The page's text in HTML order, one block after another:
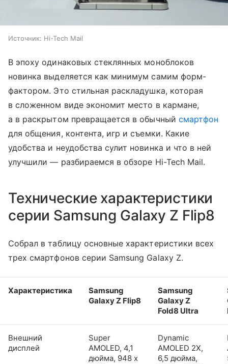
Источник: Hi-Tech Mail
В эпоху одинаковых стеклянных моноблоков
новинка выделяется как минимум самим форм-
фактором. Это стильная раскладушка, которая
в сложенном виде экономит место в кармане,
а в раскрытом превращается в обычный смартфон
для общения, контента, игр и съемки. Какие
удобства и неудобства сулит новинка и что в ней
улучшили — разбираемся в обзоре Hi-Tech Mail.
Технические характеристики
серии Samsung Galaxy Z Flip8
Собрал в таблицу основные характеристики всех
трех смартфонов серии Samsung Galaxy Z.
Характеристика
Samsung
Galaxy Z Flip8
Samsung
Galaxy Z
Fold8 Ultra
Внешний
дисплей
Super
AMOLED, 4,1
дюйма, 948 x
Dynamic
AMOLED 2X,
6,5 дюйма,